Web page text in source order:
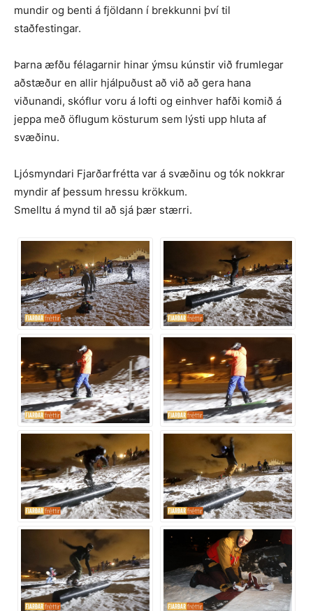
mundir og benti á fjöldann í brekkunni því til
staðfestingar.
Þarna æfðu félagarnir hinar ýmsu kúnstir við frumlegar
aðstæður en allir hjálpuðust að við að gera hana
viðunandi, skóflur voru á lofti og einhver hafði komið á
jeppa með öflugum kösturum sem lýsti upp hluta af
svæðinu.
Ljósmyndari Fjarðarfrétta var á svæðinu og tók nokkrar
myndir af þessum hressu krökkum.
Smelltu á mynd til að sjá þær stærri.